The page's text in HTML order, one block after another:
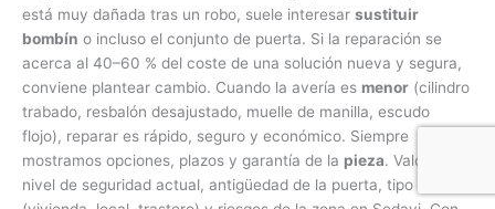
está muy dañada tras un robo, suele interesar sustituir
bombín o incluso el conjunto de puerta. Si la reparación se
acerca al 40–60 % del coste de una solución nueva y segura,
conviene plantear cambio. Cuando la avería es menor (cilindro
trabado, resbalón desajustado, muelle de manilla, escudo
flojo), reparar es rápido, seguro y económico. Siempre
mostramos opciones, plazos y garantía de la pieza. Valoramos
nivel de seguridad actual, antigüedad de la puerta, tipo de uso